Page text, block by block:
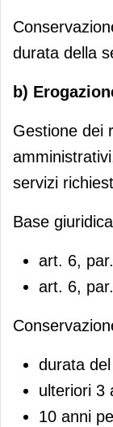
durata della
b)
Gestione dei
servizi
Base
art. 6,
art. 6,
durata
ulteriori 3
10 anni